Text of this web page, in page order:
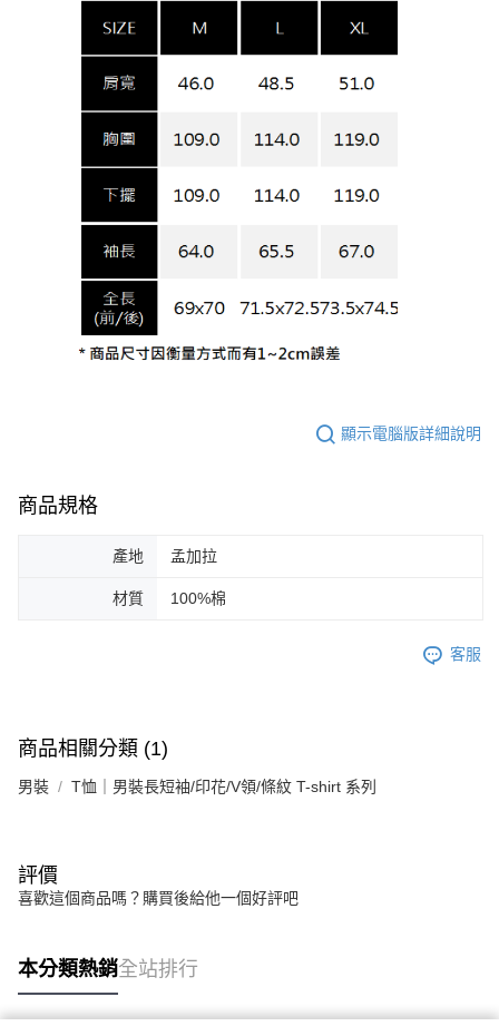
顯示電腦版詳細說明
商品規格
產地 孟加拉
材質 100%棉
客服
商品相關分類 (1)
男裝 T恤｜男裝長短袖/印花/V領/條紋 T-shirt 系列
評價
喜歡這個商品嗎？購買後給他一個好評吧
本分類熱銷全站排行